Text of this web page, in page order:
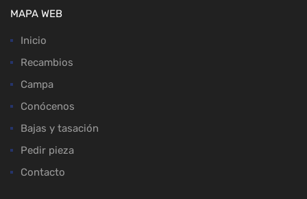
MAPA WEB
Inicio
Recambios
Campa
Conócenos
Bajas y tasación
Pedir pieza
Contacto